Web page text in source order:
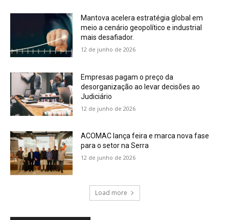
Mantova acelera estratégia global em
meio a cenário geopolítico e industrial
mais desafiador.
12 de junho de 2026
Empresas pagam o preço da
desorganização ao levar decisões ao
Judiciário
12 de junho de 2026
ACOMAC lança feira e marca nova fase
para o setor na Serra
12 de junho de 2026
Load more